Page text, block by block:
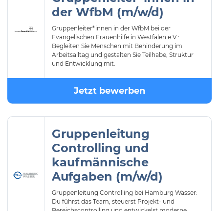
der WfbM (m/w/d)
Gruppenleiter*innen in der WfbM bei der
Evangelischen Frauenhilfe in Westfalen e.V.:
Begleiten Sie Menschen mit Behinderung im
Arbeitsalltag und gestalten Sie Teilhabe, Struktur
und Entwicklung mit.
Jetzt bewerben
Gruppenleitung
Controlling und
kaufmännische
Aufgaben (m/w/d)
Gruppenleitung Controlling bei Hamburg Wasser:
Du führst das Team, steuerst Projekt- und